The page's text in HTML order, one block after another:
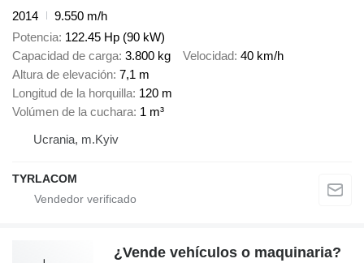
2014
9.550 m/h
Potencia 122.45 Hp (90 kW)
Capacidad de carga 3.800 kg Velocidad 40 km/h
Altura de elevación 7,1 m
Longitud de la horquilla 120 m
Volúmen de la cuchara 1 m³
Ucrania, m.Kyiv
TYRLACOM
¿Vende vehículos o maquinaria?